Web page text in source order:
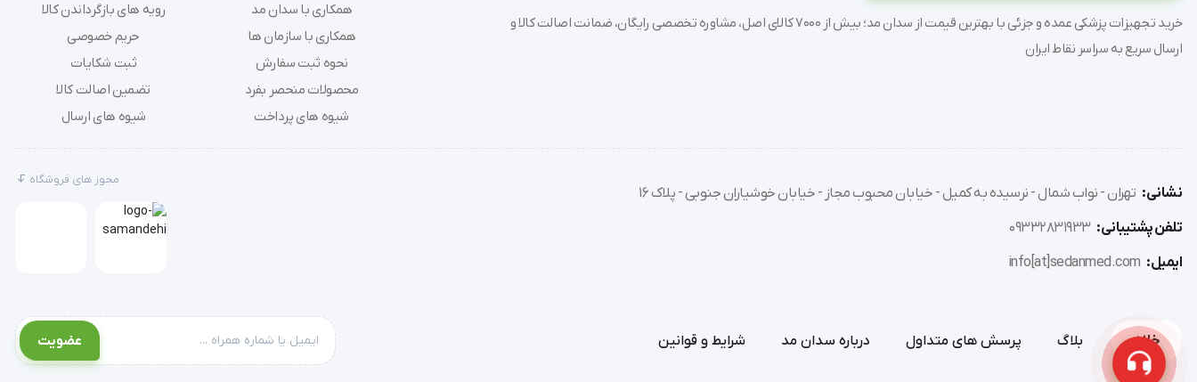
دبریدمان طبیعی را می سازد. امکان بهبود زخم وقتی که بافت نکروز از روی زخم برداشته می شود به حداکثر می رسد.
خرید تجهیزات پزشکی عمده و جزئی با بهترین قیمت از سدان مد؛ بیش از 7000 کالای اصل، مشاوره تخصصی رایگان، ضمانت اصالت کالا و
ارسال سریع به سراسر نقاط ایران
همکاری با سدان مد
همکاری با سازمان ها
نحوه ثبت سفارش
محصولات منحصر بفرد
شیوه های پرداخت
رویه های بازگرداندن کالا
حریم خصوصی
ثبت شکایات
تضمین اصالت کالا
شیوه های ارسال
نشانی: تهران - نواب شمال - نرسیده به کمیل - خیابان محبوب مجاز - خیابان خوشیاران جنوبی - پلاک 16
تلفن پشتیبانی: 09332831933
ایمیل: info[at]sedanmed.com
مجوز های فروشگاه
خانه بلاگ پرسش های متداول درباره سدان مد شرایط و قوانین عضویت